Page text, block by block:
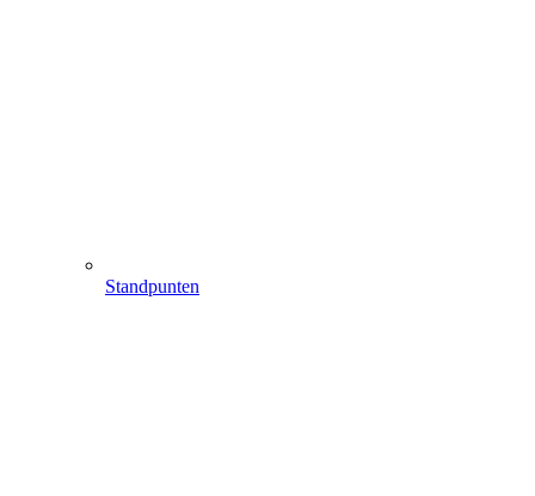
Standpunten